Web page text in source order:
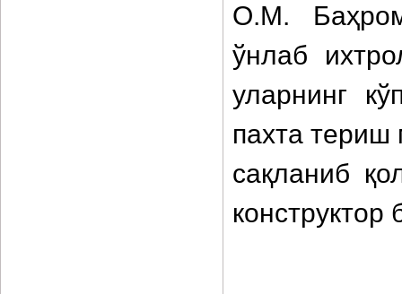
О.М.
ўнлаб
уларнинг
пахта териш
сақланиб
конструктор